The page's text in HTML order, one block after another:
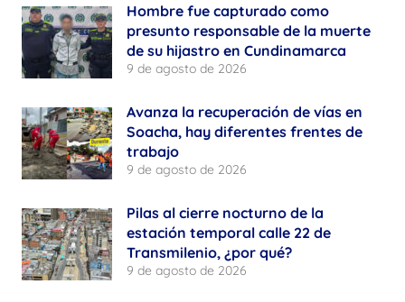
Hombre fue capturado como
presunto responsable de la muerte
de su hijastro en Cundinamarca
9 de agosto de 2026
Avanza la recuperación de vías en
Soacha, hay diferentes frentes de
trabajo
9 de agosto de 2026
Pilas al cierre nocturno de la
estación temporal calle 22 de
Transmilenio, ¿por qué?
9 de agosto de 2026